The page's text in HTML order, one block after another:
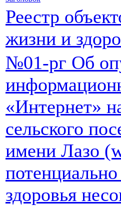
Реестр
жизни и
№01-рг Об
«Интернет»
сельского
имени Лазо
здоровья